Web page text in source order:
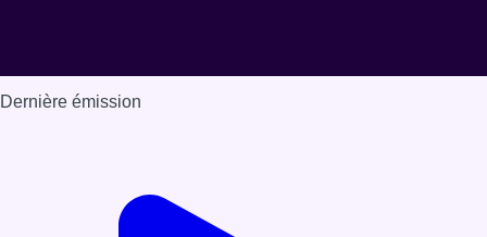
Dernière émission